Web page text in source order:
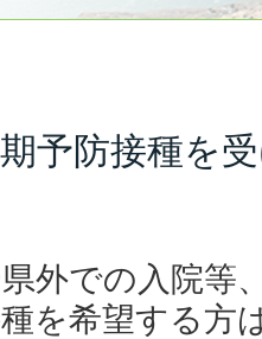
予防接種を
外での入院等
を希望する方